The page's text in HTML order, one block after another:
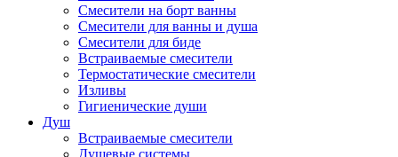
Смесители на борт ванны
Смесители для ванны и душа
Смесители для биде
Встраиваемые смесители
Термостатические смесители
Изливы
Гигиенические души
Душ
Встраиваемые смесители
Душевые системы